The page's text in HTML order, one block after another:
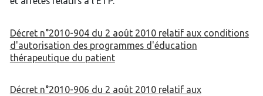
Décret n°2010-904 du 2 août 2010 relatif aux conditions
d'autorisation des programmes d'éducation
thérapeutique du patient
Décret n°2010-906 du 2 août 2010 relatif aux